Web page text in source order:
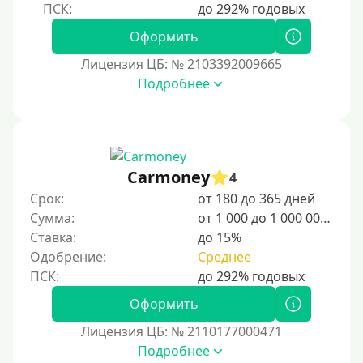
Пенсионерам до 75 лет
Пенсионерам до 80 лет
Пенсионерам до 85 лет
Без упоминания места трудоустройства
Для иностранных граждан
Для лиц, имеющих гражданство других государств,
находящихся на территории Украины
Для граждан других стран, проживающих в
Казахстане
Для граждан других стран, прибывающих в
Для граждан Таджикистана, проживающих за
Оформить
Лицензия ЦБ: № 2103392009665
Подробнее
Carmoney
4
Срок:
от 180 до 365 дней
Сумма:
от 1 000 до 1 000 000 ₽
Ставка:
до 15%
Одобрение:
Среднее
Оформить
Лицензия ЦБ: № 2110177000471
Подробнее